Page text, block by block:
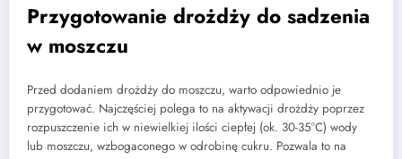
Przygotowanie drożdży do sadzenia
w moszczu
Przed dodaniem drożdży do moszczu, warto odpowiednio je
przygotować. Najczęściej polega to na aktywacji drożdży poprzez
rozpuszczenie ich w niewielkiej ilości ciepłej (ok. 30-35°C) wody
lub moszczu, wzbogaconego w odrobinę cukru. Pozwala to na